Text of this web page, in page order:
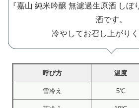
『嘉山 純米吟醸 無濾過生原酒 しぼ
酒です。
冷やしてお召し上がりく
呼び方 温度
雪冷え 5℃